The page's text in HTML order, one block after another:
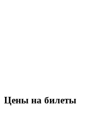
Цены на билеты